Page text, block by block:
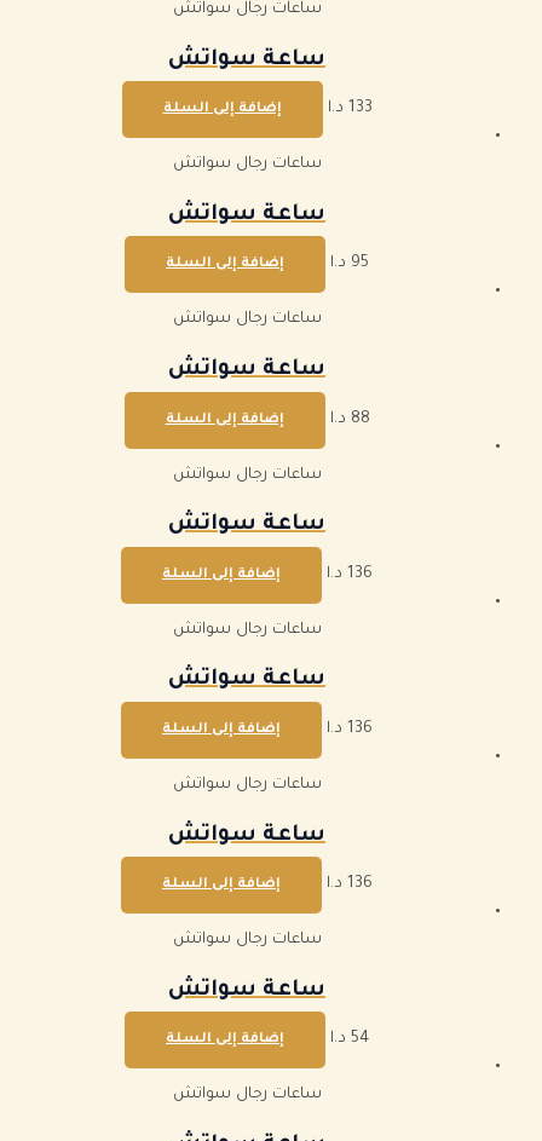
ساعات رجال سواتش
ساعة سواتش
133 د.ا إضافة إلى السلة
ساعات رجال سواتش
ساعة سواتش
95 د.ا إضافة إلى السلة
ساعات رجال سواتش
ساعة سواتش
88 د.ا إضافة إلى السلة
ساعات رجال سواتش
ساعة سواتش
136 د.ا إضافة إلى السلة
ساعات رجال سواتش
ساعة سواتش
136 د.ا إضافة إلى السلة
ساعات رجال سواتش
ساعة سواتش
136 د.ا إضافة إلى السلة
ساعات رجال سواتش
ساعة سواتش
54 د.ا إضافة إلى السلة
ساعات رجال سواتش